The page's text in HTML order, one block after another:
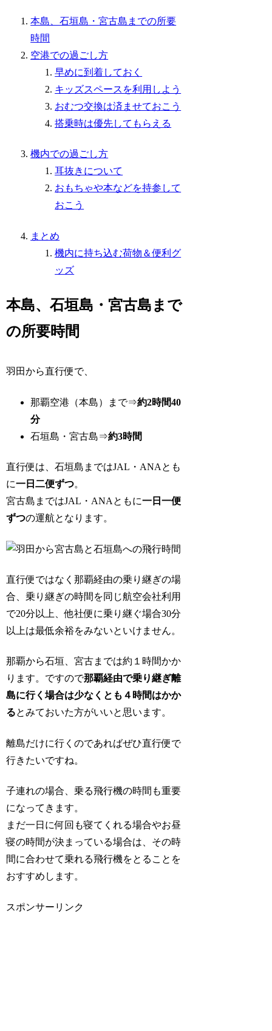
本島、石垣島・宮古島までの所要
時間
空港での過ごし方
早めに到着しておく
キッズスペースを利用しよう
おむつ交換は済ませておこう
搭乗時は優先してもらえる
機内での過ごし方
耳抜きについて
おもちゃや本などを持参して
おこう
まとめ
機内に持ち込む荷物＆便利グ
ッズ
本島、石垣島・宮古島まで
の所要時間
羽田から直行便で、
那覇空港（本島）まで⇒約2時間40
分
石垣島・宮古島⇒約3時間
直行便は、石垣島まではJAL・ANAとも
に一日二便ずつ。
宮古島まではJAL・ANAともに一日一便
ずつの運航となります。
直行便ではなく那覇経由の乗り継ぎの場
合、乗り継ぎの時間を同じ航空会社利用
で20分以上、他社便に乗り継ぐ場合30分
以上は最低余裕をみないといけません。
那覇から石垣、宮古までは約１時間かか
ります。ですので那覇経由で乗り継ぎ離
島に行く場合は少なくとも４時間はかか
るとみておいた方がいいと思います。
離島だけに行くのであればぜひ直行便で
行きたいですね。
子連れの場合、乗る飛行機の時間も重要
になってきます。
まだ一日に何回も寝てくれる場合やお昼
寝の時間が決まっている場合は、その時
間に合わせて乗れる飛行機をとることを
おすすめします。
スポンサーリンク